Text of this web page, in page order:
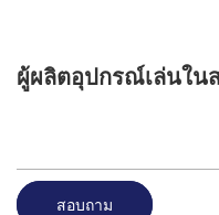
ผู้ผลิตอุปกรณ์เล่นใน
สอบถาม